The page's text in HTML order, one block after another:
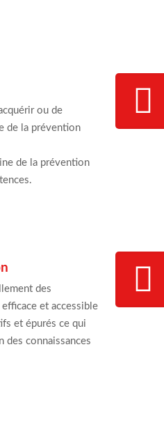
ou de
de la prévention
de la prévention
des
et accessible
et épurés ce qui
des connaissances